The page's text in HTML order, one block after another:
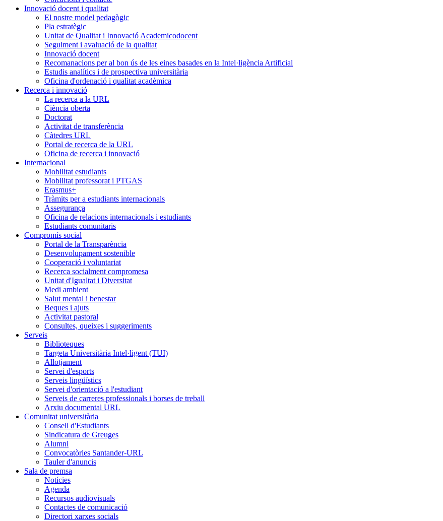
Innovació docent i qualitat
El nostre model pedagògic
Pla estratègic
Unitat de Qualitat i Innovació Academicodocent
Seguiment i avaluació de la qualitat
Innovació docent
Recomanacions per al bon ús de les eines basades en la Intel·ligència Artificial
Estudis analítics i de prospectiva universitària
Oficina d'ordenació i qualitat acadèmica
Recerca i innovació
La recerca a la URL
Ciència oberta
Doctorat
Activitat de transferència
Càtedres URL
Portal de recerca de la URL
Oficina de recerca i innovació
Internacional
Mobilitat estudiants
Mobilitat professorat i PTGAS
Erasmus+
Tràmits per a estudiants internacionals
Assegurança
Oficina de relacions internacionals i estudiants
Estudiants comunitaris
Compromís social
Portal de la Transparència
Desenvolupament sostenible
Cooperació i voluntariat
Recerca socialment compromesa
Unitat d'Igualtat i Diversitat
Medi ambient
Salut mental i benestar
Beques i ajuts
Activitat pastoral
Consultes, queixes i suggeriments
Serveis
Biblioteques
Targeta Universitària Intel·ligent (TUI)
Allotjament
Servei d'esports
Serveis lingüístics
Servei d'orientació a l'estudiant
Serveis de carreres professionals i borses de treball
Arxiu documental URL
Comunitat universitària
Consell d'Estudiants
Sindicatura de Greuges
Alumni
Convocatòries Santander-URL
Tauler d'anuncis
Sala de premsa
Notícies
Agenda
Recursos audiovisuals
Contactes de comunicació
Directori xarxes socials